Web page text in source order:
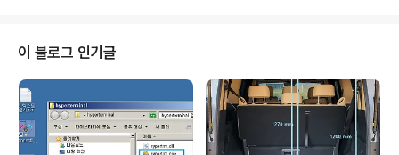
력 포트 충분히 많은걸로 구하는게 훨씬 유리함. 아이노트
USB C타입 10in1 멀티포트 허브 FS-CH55P COUPA
NG www.coupang.com 연관 맥북 . USB-C 멀티 포트
연결 . HDMI , 유선랜 , USB , 전원공급 ..
이 블로그 인기글